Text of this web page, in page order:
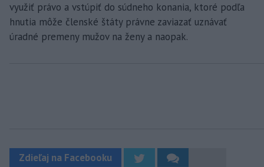
využiť právo a vstúpiť do súdneho konania, ktoré podľa
hnutia môže členské štáty právne zaviazať uznávať
úradné premeny mužov na ženy a naopak.
Zdieľaj na Facebooku